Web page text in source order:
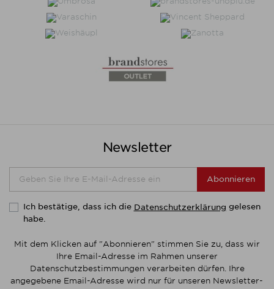
Newsletter
Abonnieren
Ich bestätige, dass ich die Datenschutzerklärung gelesen
habe.
Mit dem Klicken auf "Abonnieren" stimmen Sie zu, dass wir
Ihre Email-Adresse im Rahmen unserer
Datenschutzbestimmungen verarbeiten dürfen. Ihre
angegebene Email-Adresse wird nur für unseren Newsletter-